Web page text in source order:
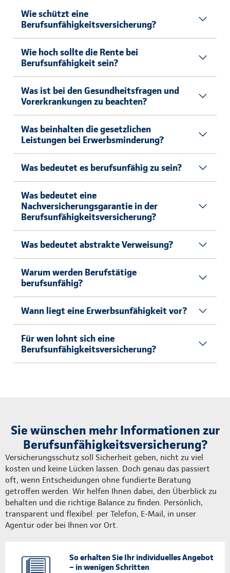
Wie schützt eine
Berufsunfähigkeitsversicherung?
Wie hoch sollte die Rente bei
Berufsunfähigkeit sein?
Was ist bei den Gesundheitsfragen und
Vorerkrankungen zu beachten?
Was beinhalten die gesetzlichen
Leistungen bei Erwerbsminderung?
Was bedeutet es berufsunfähig zu sein?
Was bedeutet eine
Nachversicherungsgarantie in der
Berufsunfähigkeitsversicherung?
Was bedeutet abstrakte Verweisung?
Warum werden Berufstätige
berufsunfähig?
Wann liegt eine Erwerbsunfähigkeit vor?
Für wen lohnt sich eine
Berufsunfähigkeitsversicherung?
Sie wünschen mehr Informationen zur
Berufsunfähigkeitsversicherung?
Versicherungsschutz soll Sicherheit geben, nicht zu viel
kosten und keine Lücken lassen. Doch genau das passiert
oft, wenn Entscheidungen ohne fundierte Beratung
getroffen werden. Wir helfen Ihnen dabei, den Überblick zu
behalten und die richtige Balance zu finden. Persönlich,
transparent und flexibel: per Telefon, E-Mail, in unser
Agentur oder bei Ihnen vor Ort.
So erhalten Sie Ihr individuelles Angebot
– in wenigen Schritten